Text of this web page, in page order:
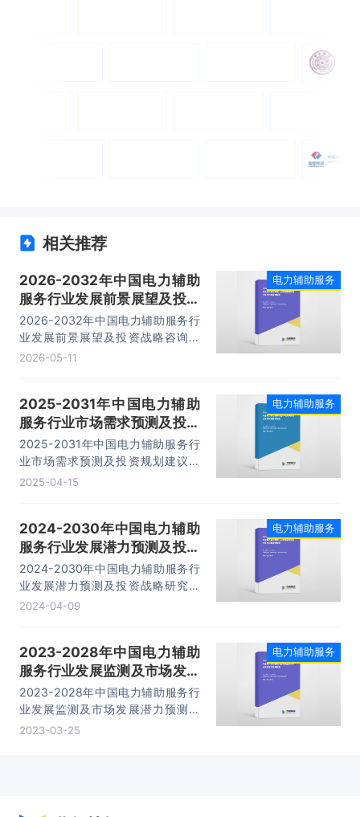
相关推荐
2026-2032年中国电力辅助
服务行业发展前景展望及投资
战略咨询报告
2026-2032年中国电力辅助服务行
业发展前景展望及投资战略咨询报
告，主要包括行业产业链分析、重点
2026-05-11
电力辅助服务
2025-2031年中国电力辅助
服务行业市场需求预测及投资
规划建议报告
2025-2031年中国电力辅助服务行
业市场需求预测及投资规划建议报
告，主要包括行业产业链分析、重点
2025-04-15
电力辅助服务
2024-2030年中国电力辅助
服务行业发展潜力预测及投资
战略研究报告
2024-2030年中国电力辅助服务行
业发展潜力预测及投资战略研究报
告，主要包括行业产业链分析、重点
2024-04-09
电力辅助服务
2023-2028年中国电力辅助
服务行业发展监测及市场发展
潜力预测报告
2023-2028年中国电力辅助服务行
业发展监测及市场发展潜力预测报
告，主要包括行业产业链分析、重点
2023-03-25
电力辅助服务